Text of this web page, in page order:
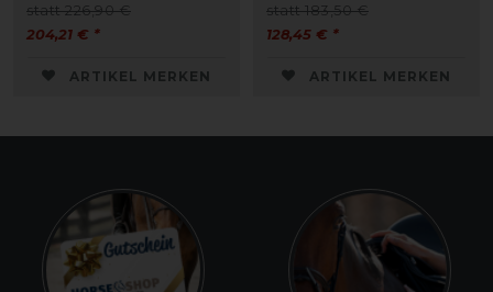
statt 226,90 €
204,21 € *
ARTIKEL MERKEN
statt 183,50 €
128,45 € *
ARTIKEL MERKEN